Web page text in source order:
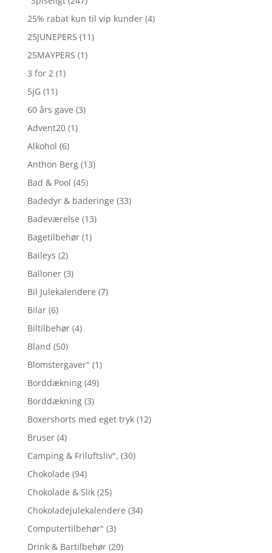
25% rabat kun til vip kunder (4)
25JUNEPERS (11)
25MAYPERS (1)
3 for 2 (1)
5jG (11)
60 års gave (3)
Advent20 (1)
Alkohol (6)
Anthon Berg (13)
Bad & Pool (45)
Badedyr & baderinge (33)
Badeværelse (13)
Bagetilbehør (1)
Baileys (2)
Balloner (3)
Bil Julekalendere (7)
Bilar (6)
Biltilbehør (4)
Bland (50)
Blomstergaver" (1)
Borddækning (49)
Borddækning (3)
Boxershorts med eget tryk (12)
Bruser (4)
Camping & Friluftsliv", (30)
Chokolade (94)
Chokolade & Slik (25)
Chokoladejulekalendere (34)
Computertilbehør" (3)
Drink & Bartilbehør (20)